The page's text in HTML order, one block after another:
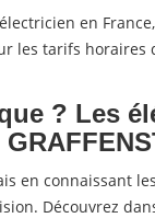
en
les tarifs horaires
? Les
en connaissant
Découvrez